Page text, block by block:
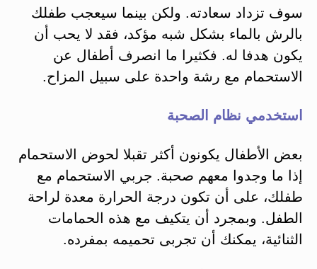
سوف تزداد سعادته. ولكن بينما سيعجب طفلك
بالرش بالماء بشكل شبه مؤكد، فقد لا يحب أن
يكون هدفا له. فكثيرا ما انصرف أطفال عن
الاستحمام مع رشة واحدة على سبيل المزاح.
استخدمي نظام الصحبة
بعض الأطفال يكونون أكثر تقبلا لحوض الاستحمام
إذا ما وجدوا معهم صحبة. جربي الاستحمام مع
طفلك، على أن تكون درجة الحرارة معدة لراحة
الطفل. وبمجرد أن يتكيف مع هذه الحمامات
الثنائية، يمكنك أن تجربی تحميمه بمفرده.